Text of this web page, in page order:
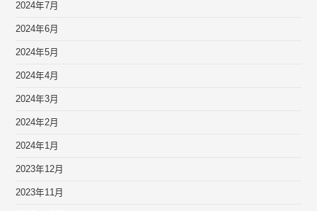
2024年7月
2024年6月
2024年5月
2024年4月
2024年3月
2024年2月
2024年1月
2023年12月
2023年11月